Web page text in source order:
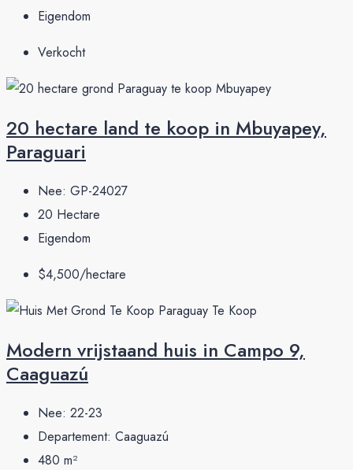
Eigendom
Verkocht
20 hectare land te koop in Mbuyapey,
Paraguari
Nee: GP-24027
20 Hectare
Eigendom
$4,500/hectare
Modern vrijstaand huis in Campo 9,
Caaguazú
Nee: 22-23
Departement: Caaguazú
480 m²